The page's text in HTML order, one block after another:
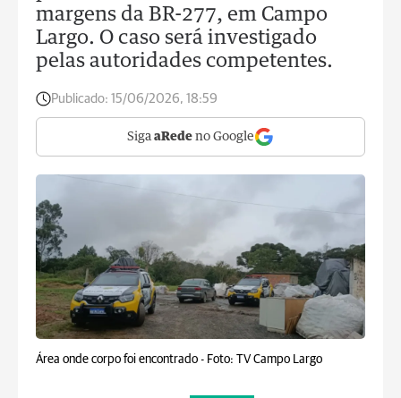
margens da BR-277, em Campo
Largo. O caso será investigado
pelas autoridades competentes.
Publicado: 15/06/2026, 18:59
Siga aRede no Google
Área onde corpo foi encontrado - Foto: TV Campo Largo